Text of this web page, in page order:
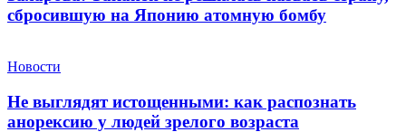
сбросившую на Японию атомную бомбу
Новости
Не выглядят истощенными: как распознать
анорексию у людей зрелого возраста